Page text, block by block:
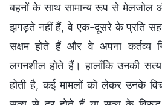
बहनों के साथ सामान्य रूप से
झगड़ते नहीं हैं, वे एक-दूसरे के प्रति
सक्षम होते हैं और वे अपना कर्तव्य
लगनशील होते हैं। हालाँकि उनकी
होती है, कई मामलों को लेकर उनके